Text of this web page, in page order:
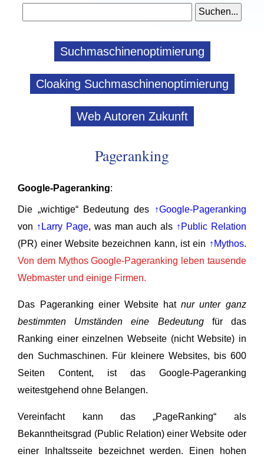
Suchmaschinenoptimierung
Cloaking Suchmaschinenoptimierung
Web Autoren Zukunft
Pageranking
Google-Pageranking:
Die „wichtige“ Bedeutung des
↑Google-Pageranking
von ↑Larry Page, was man auch als ↑Public Relation
(PR) einer Website bezeichnen kann, ist ein ↑Mythos.
Von dem Mythos Google-Pageranking leben tausende
Webmaster und einige Firmen.
Das Pageranking einer Website hatnur unter ganz
bestimmten Umständen eine Bedeutungfür das
Ranking einer einzelnen Webseite (nicht Website) in
den Suchmaschinen. Für kleinere Websites, bis 600
Seiten Content, ist das Google-Pageranking
weitestgehend ohne Belangen.
Vereinfacht kann das „PageRanking“ als
Bekanntheitsgrad (Public Relation) einer Website oder
einer Inhaltsseite bezeichnet werden. Einen hohen